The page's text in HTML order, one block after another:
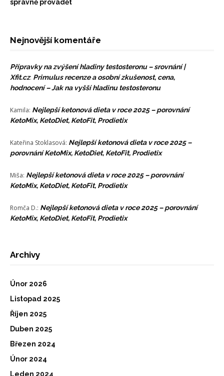
správně provádět
Nejnovější komentáře
Přípravky na zvýšení hladiny testosteronu – srovnání |
Xfit.cz: Primulus recenze a osobní zkušenost, cena,
hodnocení – Jak na vyšší hladinu testosteronu
Kamila: Nejlepší ketonová dieta v roce 2025 – porovnání
KetoMix, KetoDiet, KetoFit, Prodietix
Kateřina Stoklasová: Nejlepší ketonová dieta v roce 2025 –
porovnání KetoMix, KetoDiet, KetoFit, Prodietix
Miša: Nejlepší ketonová dieta v roce 2025 – porovnání
KetoMix, KetoDiet, KetoFit, Prodietix
Romča D.: Nejlepší ketonová dieta v roce 2025 – porovnání
KetoMix, KetoDiet, KetoFit, Prodietix
Archivy
Únor 2026
Listopad 2025
Říjen 2025
Duben 2025
Březen 2024
Únor 2024
Leden 2024